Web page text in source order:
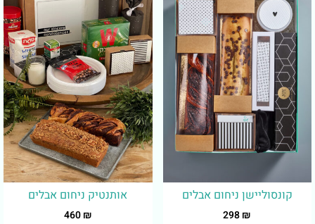
קונסוליישן ניחום אבלים
298₪
אותנטיק ניחום אבלים
460₪